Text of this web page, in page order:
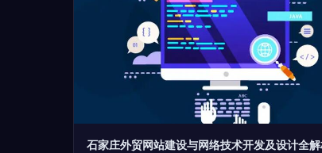
石家庄外贸网站建设与网络技术开发及设计全